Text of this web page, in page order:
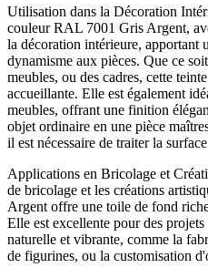
Utilisation dans la Décoration
couleur RAL 7001 Gris Argent,
la décoration intérieure, apportant
dynamisme aux pièces. Que ce
meubles, ou des cadres, cette
accueillante. Elle est également
meubles, offrant une finition
objet ordinaire en une pièce
il est nécessaire de traiter la
Applications en Bricolage et
de bricolage et les créations
Argent offre une toile de fond
Elle est excellente pour des
naturelle et vibrante, comme la
de figurines, ou la customisation